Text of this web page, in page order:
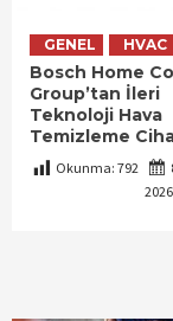
GENEL HVAC
Bosch Home
Group’tan İleri
Teknoloji Hava
Temizleme
Okunma: 792
2026